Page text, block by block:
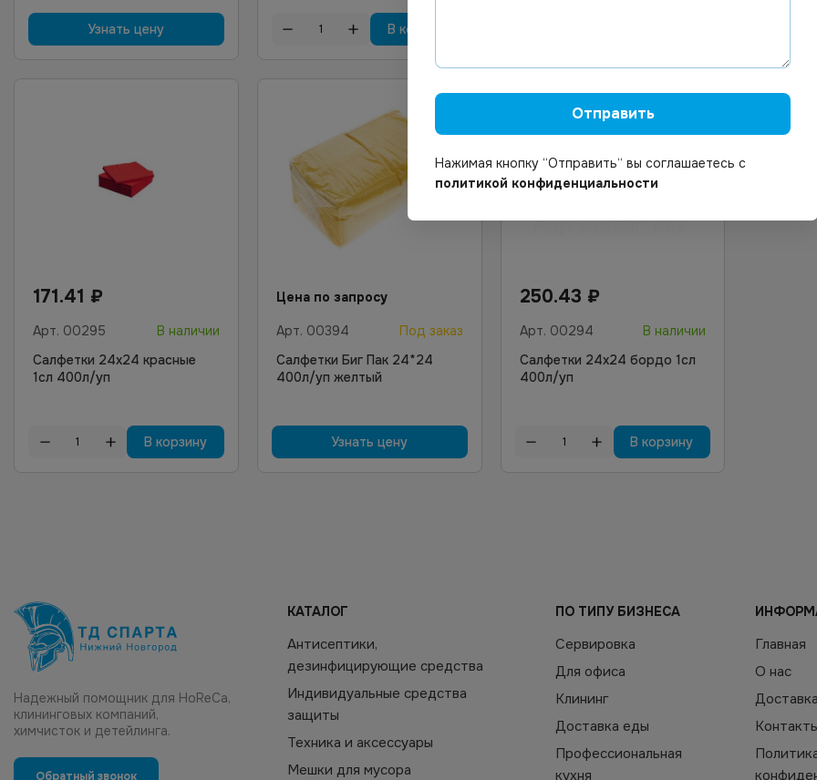
Узнать цену В корзину
171.41 ₽
Арт. 00295
В наличии
Салфетки 24х24 красные
1сл 400л/уп
В корзину
Цена по запросу
Арт. 00394
Под заказ
Салфетки Биг Пак 24*24
400л/уп желтый
Узнать цену
250.43 ₽
Арт. 00294
В наличии
Салфетки 24х24 бордо 1сл
400л/уп
В корзину
Надежный помощник для HoReCa,
клининговых компаний,
химчисток и детейлинга.
Обратный звонок
КАТАЛОГ
Антисептики,
дезинфицирующие средства
Индивидуальные средства
защиты
Техника и аксессуары
Мешки для мусора
ПО ТИПУ БИЗНЕСА
Сервировка
Для офиса
Клининг
Доставка еды
Профессиональная
кухня
Главная
О нас
Доставка
Отправить
Нажимая кнопку “Отправить“ вы соглашаетесь с
политикой конфиденциальности